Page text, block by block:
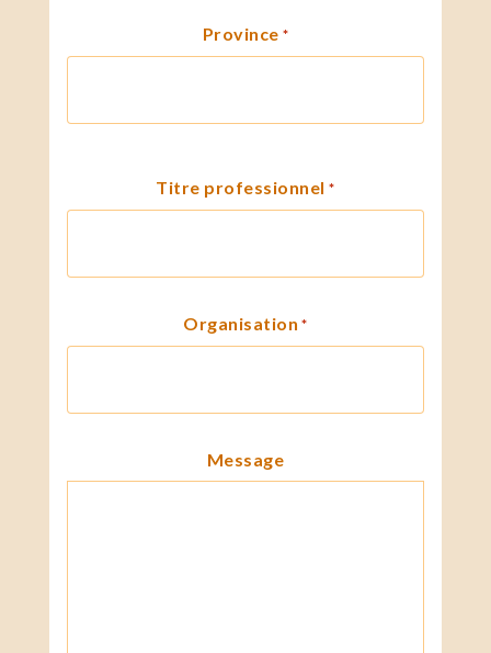
Province *
Titre professionnel *
Organisation *
Message